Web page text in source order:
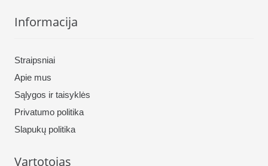
Informacija
Straipsniai
Apie mus
Sąlygos ir taisyklės
Privatumo politika
Slapukų politika
Vartotojas